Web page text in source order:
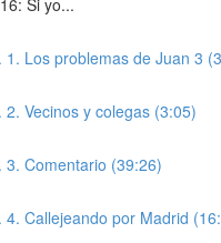
1. Los problemas de Juan 3
2. Vecinos y colegas (3:05)
3. Comentario (39:26)
4. Callejeando por Madrid